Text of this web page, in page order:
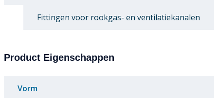
Fittingen voor rookgas- en ventilatiekanalen
Product Eigenschappen
Vorm